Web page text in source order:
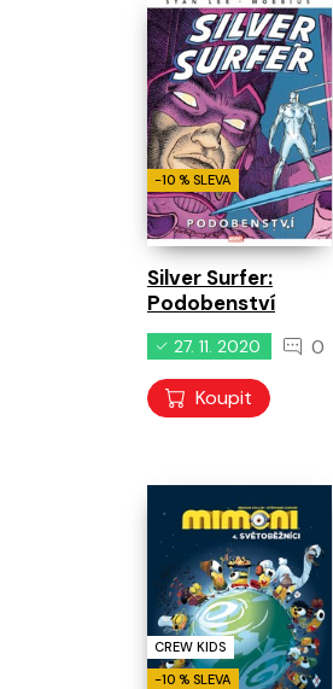
Není komiks
Všechny novinky
Není komiks
Ukázat více
-10 % SLEVA
Silver Surfer:
Podobenství
27. 11. 2020
0
Koupit
CREW KIDS
-10 % SLEVA